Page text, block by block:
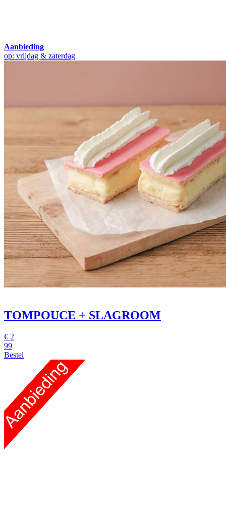
Aanbieding
op: vrijdag & zaterdag
TOMPOUCE + SLAGROOM
€ 2
99
Bestel